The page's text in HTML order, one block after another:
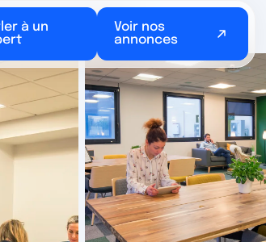
à un
Voir nos
annonces
(Colmar)